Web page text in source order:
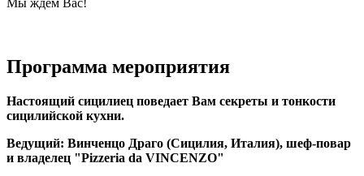
Мы ждем Вас!
Программа мероприятия
Настоящий сицилиец поведает Вам секреты и тонкости
сицилийской кухни.
Ведущий: Винченцо Драго (Сицилия, Италия), шеф-повар
и владелец "Pizzeria da VINCENZO"